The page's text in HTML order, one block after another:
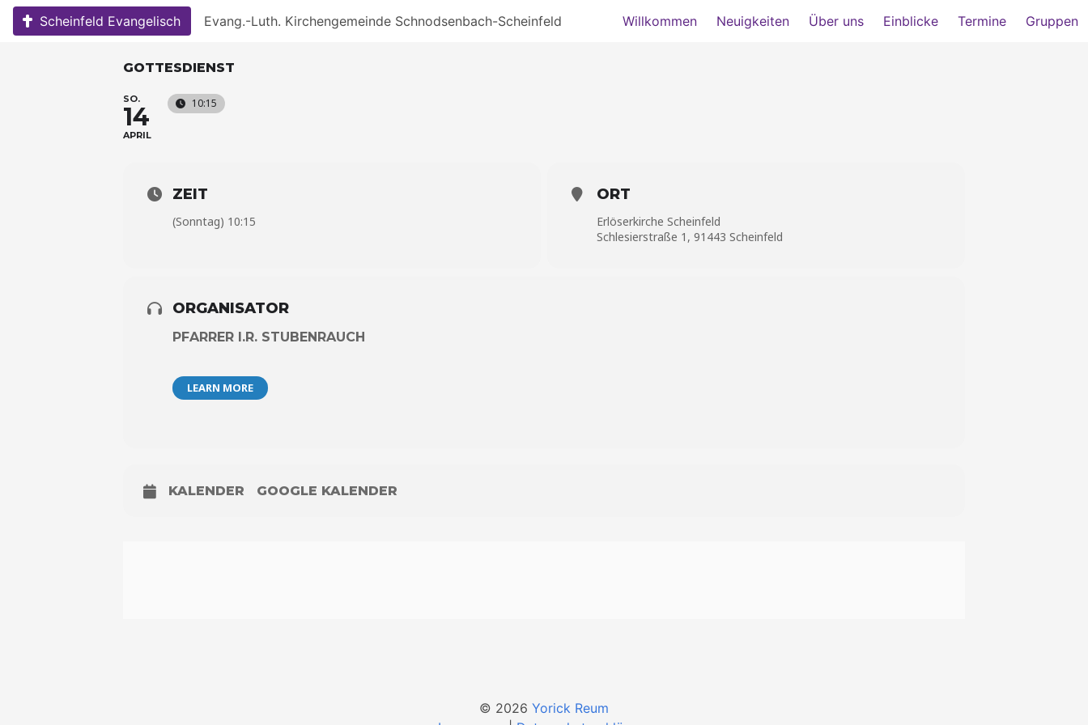
Skip
Scheinfeld Evangelisch Evang.-Luth. Kirchengemeinde Schnodsenbach-Scheinfeld Willkommen Neuigkeiten Über uns Einblicke Termine Gruppen
GOTTESDIENST
SO.
14
APRIL
10:15
ZEIT
(Sonntag) 10:15
ORT
Erlöserkirche Scheinfeld
Schlesierstraße 1, 91443 Scheinfeld
ORGANISATOR
PFARRER I.R. STUBENRAUCH
LEARN MORE
KALENDER GOOGLE KALENDER
© 2026 Yorick Reum